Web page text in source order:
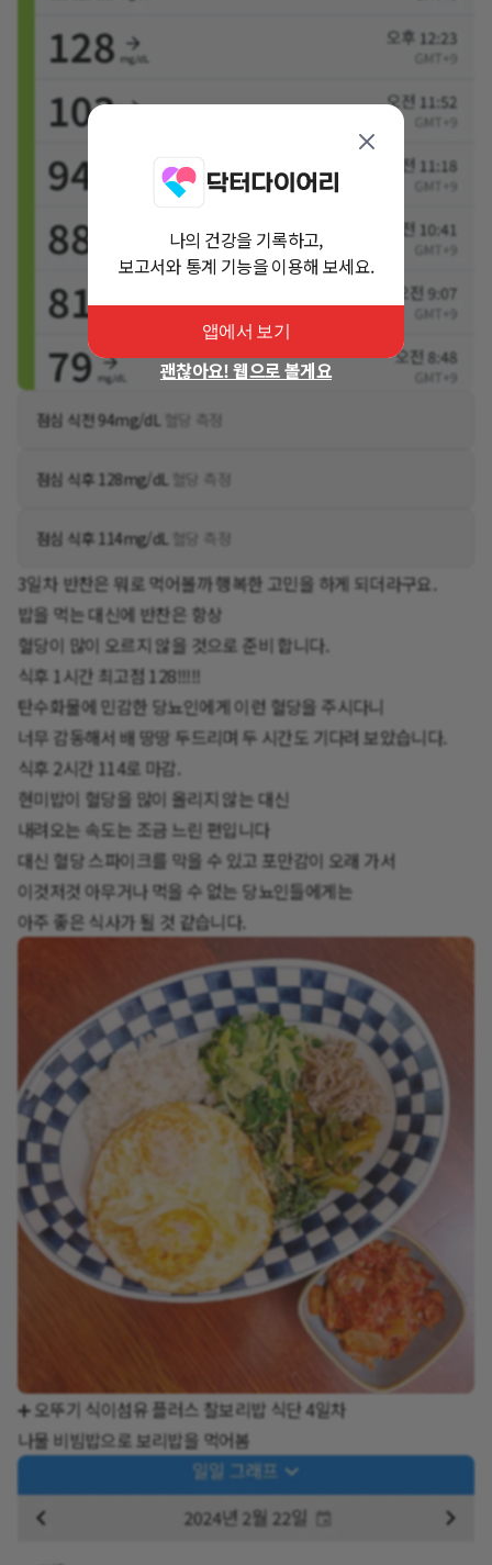
점심 식전 94mg/dL 혈당 측정
점심 식후 128mg/dL 혈당 측정
점심 식후 114mg/dL 혈당 측정
3일차 반찬은 뭐로 먹어볼까 행복한 고민을 하게 되더라구요.
밥을 먹는 대신에 반찬은 항상
혈당이 많이 오르지 않을 것으로 준비 합니다.
식후 1시간 최고점 128!!!!!
탄수화물에 민감한 당뇨인에게 이런 혈당을 주시다니
너무 감동해서 배 땅땅 두드리며 두 시간도 기다려 보았습니다.
식후 2시간 114로 마감.
현미밥이 혈당을 많이 올리지 않는 대신
내려오는 속도는 조금 느린 편입니다
대신 혈당 스파이크를 막을 수 있고 포만감이 오래 가서
이것저것 아무거나 먹을 수 없는 당뇨인들에게는
아주 좋은 식사가 될 것 같습니다.
➕ 오뚜기 식이섬유 플러스 찰보리밥 식단 4일차
나물 비빔밥으로 보리밥을 먹어봄
나의 건강을 기록하고,
보고서와 통계 기능을 이용해 보세요.
앱에서 보기
괜찮아요! 웹으로 볼게요